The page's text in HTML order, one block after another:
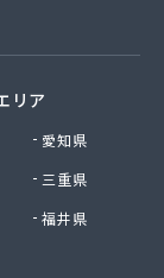
リア
愛知県
三重県
福井県